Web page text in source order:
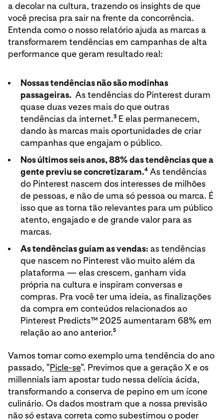
a decolar na cultura, trazendo os insights de que
você precisa pra sair na frente da concorrência.
Entenda como o nosso relatório ajuda as marcas a
transformarem tendências em campanhas de alta
performance que geram resultado real:
Nossas tendências não são modinhas
passageiras. As tendências do Pinterest duram
quase duas vezes mais do que outras
tendências da internet.3E elas permanecem,
dando às marcas mais oportunidades de criar
campanhas que engajam o público.
Nos últimos seis anos, 88% das tendências que a
gente previu se concretizaram.4As tendências
do Pinterest nascem dos interesses de milhões
de pessoas, e não de uma só pessoa ou marca. É
isso que as torna tão relevantes para um público
atento, engajado e de grande valor para as
marcas.
As tendências guiam as vendas: as tendências
que nascem no Pinterest vão muito além da
plataforma — elas crescem, ganham vida
própria na cultura e inspiram conversas e
compras. Pra você ter uma ideia, as finalizações
da compra em conteúdos relacionados ao
Pinterest Predicts™ 2025 aumentaram 68% em
relação ao ano anterior.5
Vamos tomar como exemplo uma tendência do ano
passado, "Picle-se". Previmos que a geração X e os
millennials iam apostar tudo nessa delícia ácida,
transformando a conserva de pepino em um ícone
culinário. Os dados mostram que a nossa previsão
não só estava correta como subestimou o poder